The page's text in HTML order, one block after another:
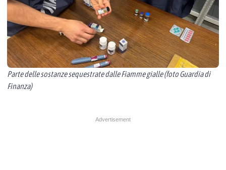
Parte delle sostanze sequestrate dalle Fiamme gialle (foto Guardia di
Finanza)